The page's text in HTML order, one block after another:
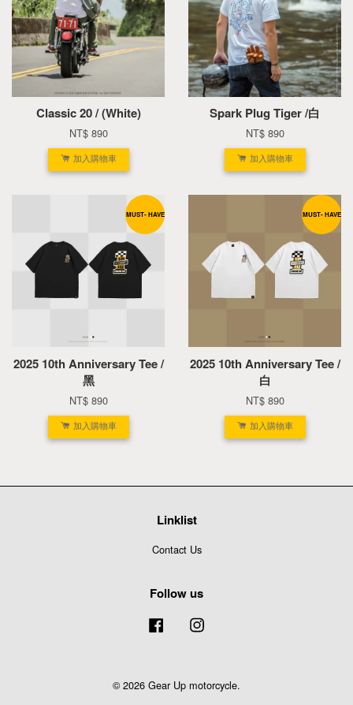
Classic 20 / (White)
NT$ 890
加入購物車
Spark Plug Tiger /白
NT$ 890
加入購物車
MUST- HAVE
2025 10th Anniversary Tee /
黑
NT$ 890
加入購物車
MUST- HAVE
2025 10th Anniversary Tee /
白
NT$ 890
加入購物車
Linklist
Contact Us
Follow us
Facebook
© 2026 Gear Up motorcycle.